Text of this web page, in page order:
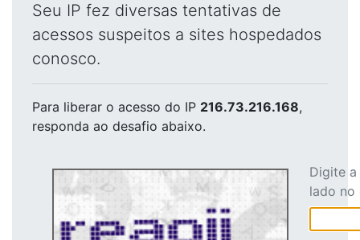
Seu IP fez diversas tentativas de
acessos suspeitos a sites hospedados
conosco.
Para liberar o acesso do IP 216.73.216.168,
responda ao desafio abaixo.
Digite
lado no